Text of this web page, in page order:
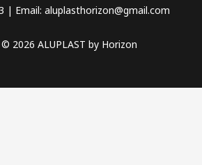
| Email: aluplasthorizon@gmail.com
2026 ALUPLAST by Horizon